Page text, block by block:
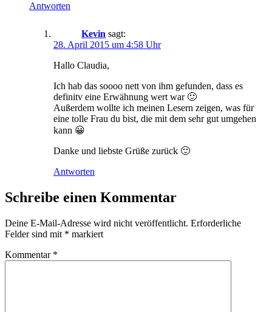
Antworten
Kevin sagt:
28. April 2015 um 4:58 Uhr
Hallo Claudia,
Ich hab das soooo nett von ihm gefunden, dass es
definitv eine Erwähnung wert war 🙂
Außerdem wollte ich meinen Lesern zeigen, was für
eine tolle Frau du bist, die mit dem sehr gut umgehen
kann 😀
Danke und liebste Grüße zurück 🙂
Antworten
Schreibe einen Kommentar
Deine E-Mail-Adresse wird nicht veröffentlicht. Erforderliche
Felder sind mit * markiert
Kommentar *